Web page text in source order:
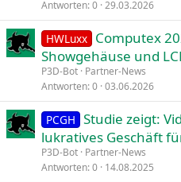
Antworten 0 29.03.2026
HWLuxx Computex
Showgehäuse und
P3D-Bot Partner-News
Antworten 0 03.06.2026
PCGH Studie zeigt:
lukratives Geschäft
P3D-Bot Partner-News
Antworten 0 14.08.2025